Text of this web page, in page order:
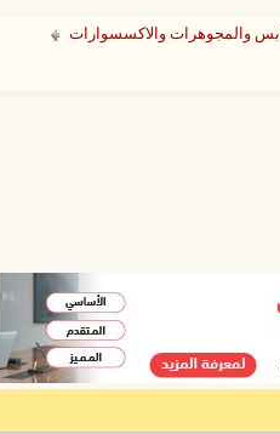
والمجوهرات والاكسسوارات